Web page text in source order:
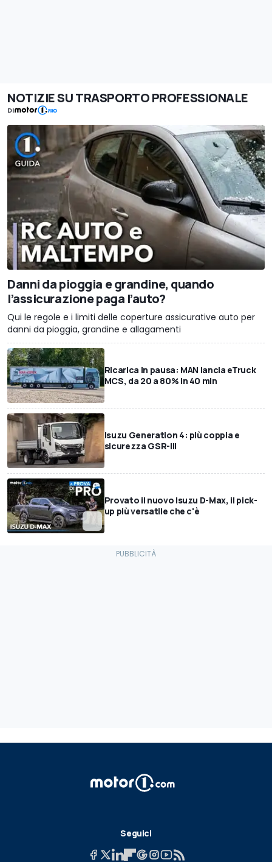
NOTIZIE SU TRASPORTO PROFESSIONALE
DI
Danni da pioggia e grandine, quando
l’assicurazione paga l’auto?
Qui le regole e i limiti delle coperture assicurative auto per
danni da pioggia, grandine e allagamenti
Ricarica in pausa: MAN lancia eTruck
MCS, da 20 a 80% in 40 min
Isuzu Generation 4: più coppia e
sicurezza GSR-III
Provato il nuovo Isuzu D-Max, il pick-
up più versatile che c'è
Seguici